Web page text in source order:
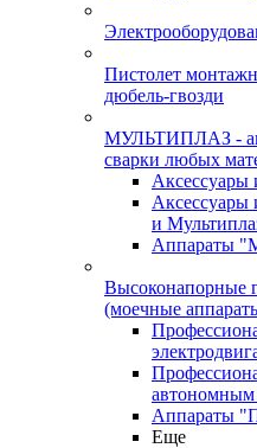
Пистолет
дюбель-гвозди
МУЛЬТИПЛАЗ -
сварки любых
Аксессуары
Аксессуары
и
Аппараты
Высоконапорные
(моечные
Аппараты
Еще